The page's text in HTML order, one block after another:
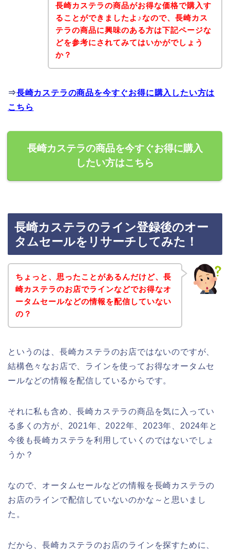
長崎カステラの商品がお得な価格で購入す
ることができましたよ♪なので、長崎カス
テラの商品に興味のある方は下記ページな
どを参考にされてみてはいかがでしょう
か？
⇒長崎カステラの商品を今すぐお得に購入したい方は
こちら
長崎カステラの商品を今すぐお得に購入
したい方はこちら
長崎カステラのライン登録後のオー
タムセールをリサーチしてみた！
ちょっと、思ったことがあるんだけど、長
崎カステラのお店でラインなどでお得なオ
ータムセールなどの情報を配信していない
の？
というのは、長崎カステラのお店ではないのですが、
結構色々なお店で、ラインを使ってお得なオータムセ
ールなどの情報を配信しているからです。
それに私も含め、長崎カステラの商品を気に入ってい
る多くの方が、2021年、2022年、2023年、2024年と
今後も長崎カステラを利用していくのではないでしょ
うか？
なので、オータムセールなどの情報を長崎カステラの
お店のラインで配信していないのかな～と思いまし
た。
だから、長崎カステラのお店のラインを探すために、